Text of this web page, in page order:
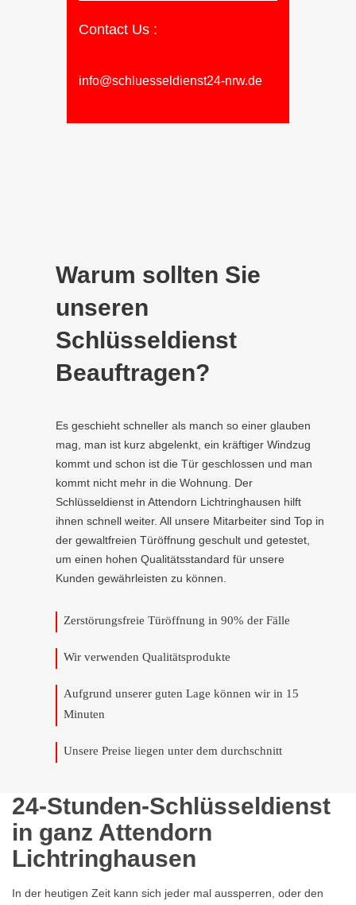
Contact Us :
info@schluesseldienst24-nrw.de
Warum sollten Sie
unseren
Schlüsseldienst
Beauftragen?
Es geschieht schneller als manch so einer glauben
mag, man ist kurz abgelenkt, ein kräftiger Windzug
kommt und schon ist die Tür geschlossen und man
kommt nicht mehr in die Wohnung. Der
Schlüsseldienst in Attendorn Lichtringhausen hilft
ihnen schnell weiter. All unsere Mitarbeiter sind Top in
der gewaltfreien Türöffnung geschult und getestet,
um einen hohen Qualitätsstandard für unsere
Kunden gewährleisten zu können.
Zerstörungsfreie Türöffnung in 90% der Fälle
Wir verwenden Qualitätsprodukte
Aufgrund unserer guten Lage können wir in 15
Minuten
Unsere Preise liegen unter dem durchschnitt
24-Stunden-Schlüsseldienst
in ganz Attendorn
Lichtringhausen
In der heutigen Zeit kann sich jeder mal aussperren, oder den